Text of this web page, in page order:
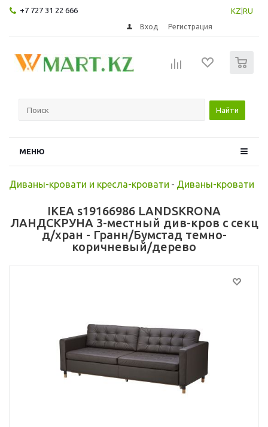
+7 727 31 22 666 KZ RU
Вход Регистрация
Найти
МЕНЮ
Диваны-кровати и кресла-кровати - Диваны-кровати
IKEA s19166986 LANDSKRONA
ЛАНДСКРУНА 3-местный див-кров с секц
д/хран - Гранн/Бумстад темно-
коричневый/дерево